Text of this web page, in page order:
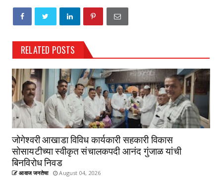
RELATED POSTS
जोगेश्वरी आखाडा विविध कार्यकारी सहकारी विकास
सोसायटीच्या स्वीकृत संचालकपदी आनंद गुंजाळ यांची
बिनविरोध निवड
आवाज जनतेचा August 04, 2026